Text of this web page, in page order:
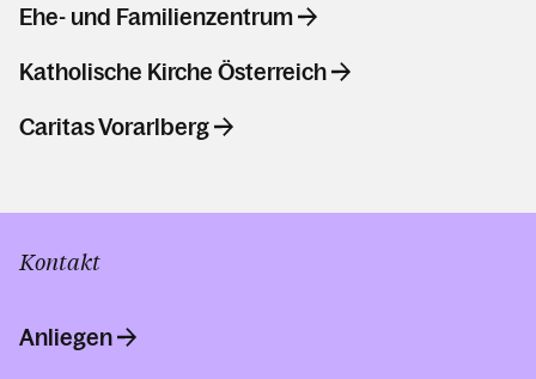
Ehe- und Familienzentrum
Katholische Kirche Österreich
Caritas Vorarlberg
Kontakt
Anliegen